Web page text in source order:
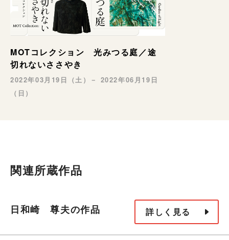
MOTコレクション 光みつる庭／途
切れないささやき
2022年03月19日（土）－ 2022年06月19日
（日）
関連所蔵作品
日和崎 尊夫の作品 詳しく見る